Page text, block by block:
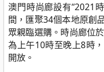
澳門時尚廊設有“2021
間，匯聚34個本地原創
眾親臨選購。時尚廊位
為上午10時至晚上8時
開放。